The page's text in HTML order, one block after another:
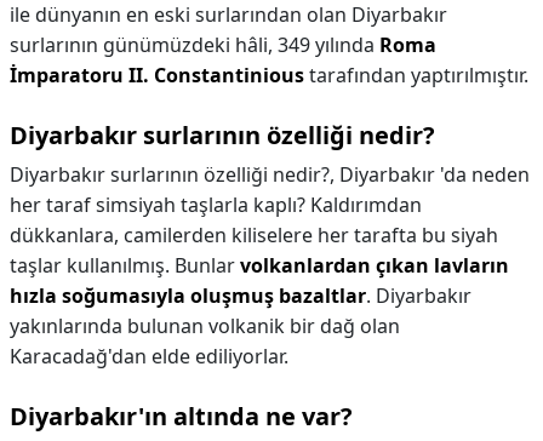
ile dünyanın en eski surlarından olan Diyarbakır
surlarının günümüzdeki hâli, 349 yılında Roma
İmparatoru II. Constantinioustarafından yaptırılmıştır.
Diyarbakır surlarının özelliği nedir?
Diyarbakır surlarının özelliği nedir?, Diyarbakır 'da neden
her taraf simsiyah taşlarla kaplı? Kaldırımdan
dükkanlara, camilerden kiliselere her tarafta bu siyah
taşlar kullanılmış. Bunlarvolkanlardan çıkan lavların
hızla soğumasıyla oluşmuş bazaltlar. Diyarbakır
yakınlarında bulunan volkanik bir dağ olan
Karacadağ'dan elde ediliyorlar.
Diyarbakır'ın altında ne var?